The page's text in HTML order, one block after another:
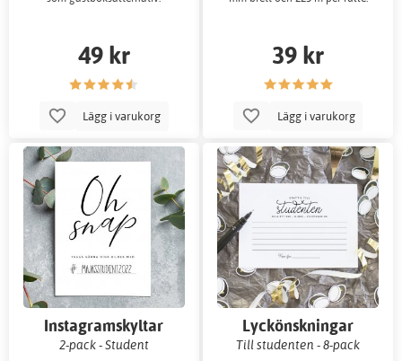
49 kr
Lägg i varukorg
39 kr
Lägg i varukorg
Instagramskyltar
2-pack - Student
Lyckönskningar
Till studenten - 8-pack